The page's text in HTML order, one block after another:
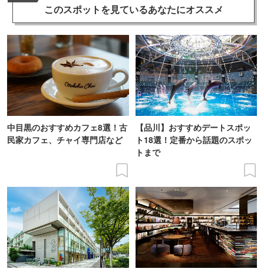
このスポットを見ているあなたにオススメ
中目黒のおすすめカフェ8選！古
民家カフェ、チャイ専門店など
【品川】おすすめデートスポッ
ト18選！定番から話題のスポッ
トまで